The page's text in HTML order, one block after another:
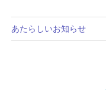
あたらしいお知らせ